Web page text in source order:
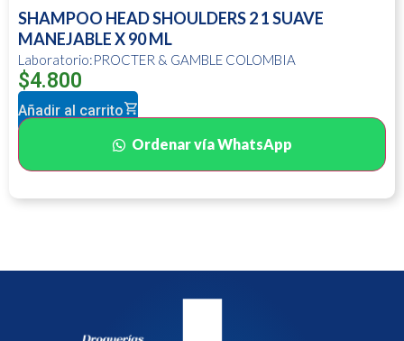
SHAMPOO HEAD SHOULDERS 2 1 SUAVE
MANEJABLE X 90 ML
Laboratorio:PROCTER & GAMBLE COLOMBIA
$4.800
Añadir al carrito
Ordenar vía WhatsApp